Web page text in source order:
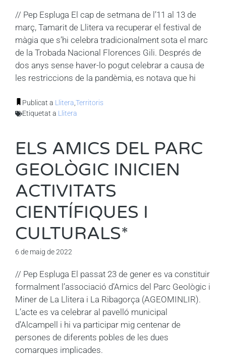
// Pep Espluga El cap de setmana de l’11 al 13 de
març, Tamarit de Llitera va recuperar el festival de
màgia que s’hi celebra tradicionalment sota el marc
de la Trobada Nacional Florences Gili. Després de
dos anys sense haver-lo pogut celebrar a causa de
les restriccions de la pandèmia, es notava que hi
Publicat a Llitera Territoris
Etiquetat a Llitera
ELS AMICS DEL PARC
GEOLÒGIC INICIEN
ACTIVITATS
CIENTÍFIQUES I
CULTURALS*
6 de maig de 2022
// Pep Espluga El passat 23 de gener es va constituir
formalment l’associació d’Amics del Parc Geològic i
Miner de La Llitera i La Ribagorça (AGEOMINLIR).
L’acte es va celebrar al pavelló municipal
d’Alcampell i hi va participar mig centenar de
persones de diferents pobles de les dues
comarques implicades.